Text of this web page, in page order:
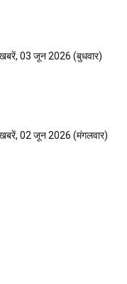
03 जून 2026 (बुधवार)
खबरें, 02 जून 2026 (मंगलवार)